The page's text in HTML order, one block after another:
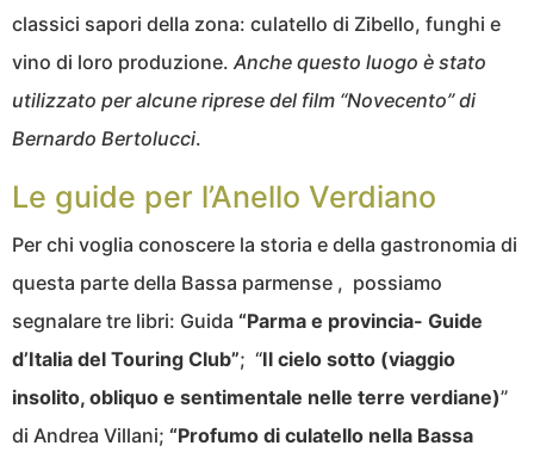
classici sapori della zona: culatello di Zibello, funghi e
vino di loro produzione. Anche questo luogo è stato
utilizzato per alcune riprese del film “Novecento” di
Bernardo Bertolucci.
Le guide per l’Anello Verdiano
Per chi voglia conoscere la storia e della gastronomia di
questa parte della Bassa parmense , possiamo
segnalare tre libri: Guida “Parma e provincia- Guide
d’Italia del Touring Club”; “Il cielo sotto (viaggio
insolito, obliquo e sentimentale nelle terre verdiane)”
di Andrea Villani; “Profumo di culatello nella Bassa